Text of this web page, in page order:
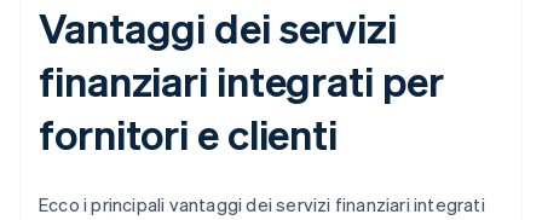
Vantaggi dei servizi
finanziari integrati per
fornitori e clienti
Ecco i principali vantaggi dei servizi finanziari integrati